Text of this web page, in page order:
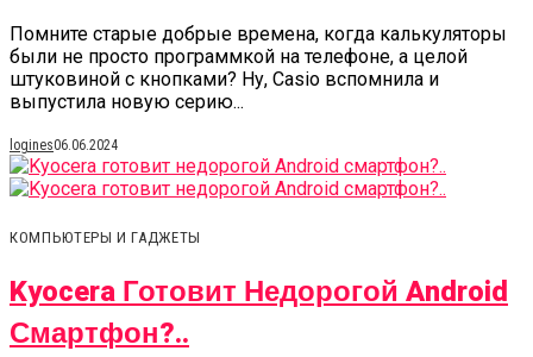
Помните старые добрые времена, когда калькуляторы
были не просто программкой на телефоне, а целой
штуковиной с кнопками? Ну, Casio вспомнила и
выпустила новую серию...
logines06.06.2024
КОМПЬЮТЕРЫ И ГАДЖЕТЫ
Kyocera Готовит Недорогой Android
Смартфон?..